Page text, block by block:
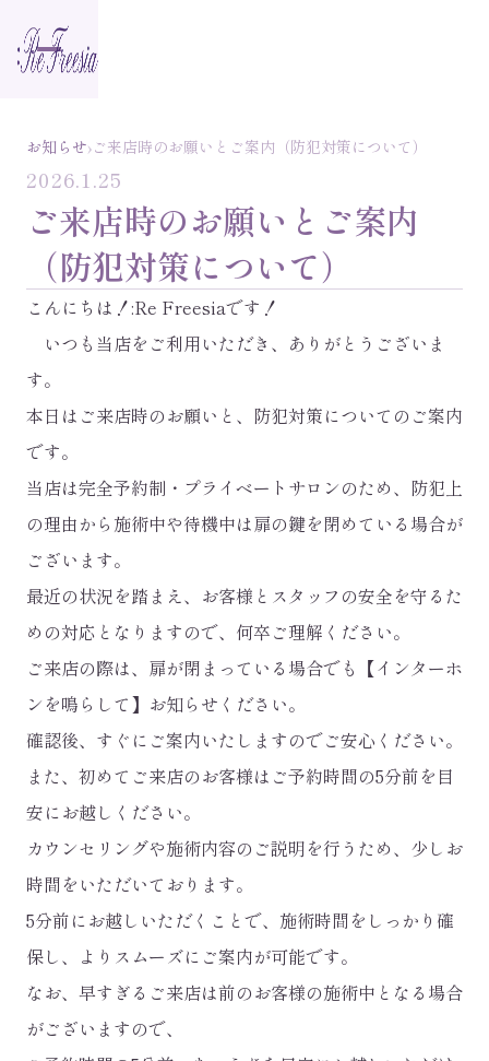
お知らせ›ご来店時のお願いとご案内（防犯対策について）
2026.1.25
ご来店時のお願いとご案内
（防犯対策について）
こんにちは！:Re Freesiaです！
いつも当店をご利用いただき、ありがとうございま
す。
本日はご来店時のお願いと、防犯対策についてのご案内
です。
当店は完全予約制・プライベートサロンのため、防犯上
の理由から施術中や待機中は扉の鍵を閉めている場合が
ございます。
最近の状況を踏まえ、お客様とスタッフの安全を守るた
めの対応となりますので、何卒ご理解ください。
ご来店の際は、扉が閉まっている場合でも【インターホ
ンを鳴らして】お知らせください。
確認後、すぐにご案内いたしますのでご安心ください。
また、初めてご来店のお客様はご予約時間の5分前を目
安にお越しください。
カウンセリングや施術内容のご説明を行うため、少しお
時間をいただいております。
5分前にお越しいただくことで、施術時間をしっかり確
保し、よりスムーズにご案内が可能です。
なお、早すぎるご来店は前のお客様の施術中となる場合
がございますので、